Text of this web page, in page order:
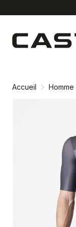
contenu
Accueil Homme